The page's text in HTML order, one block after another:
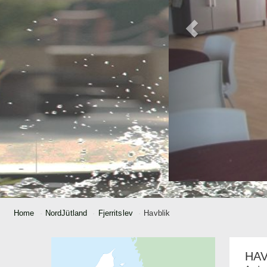
Home NordJütland Fjerritslev Havblik